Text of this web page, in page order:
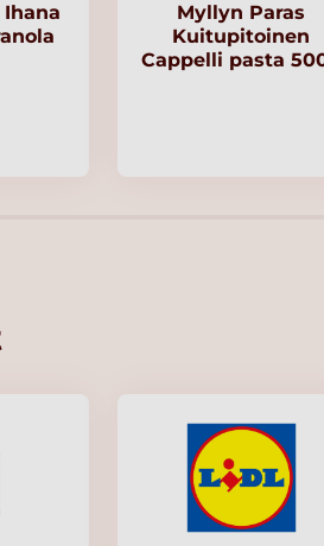
Myllyn Paras
Kuitupitoinen
Cappelli pasta